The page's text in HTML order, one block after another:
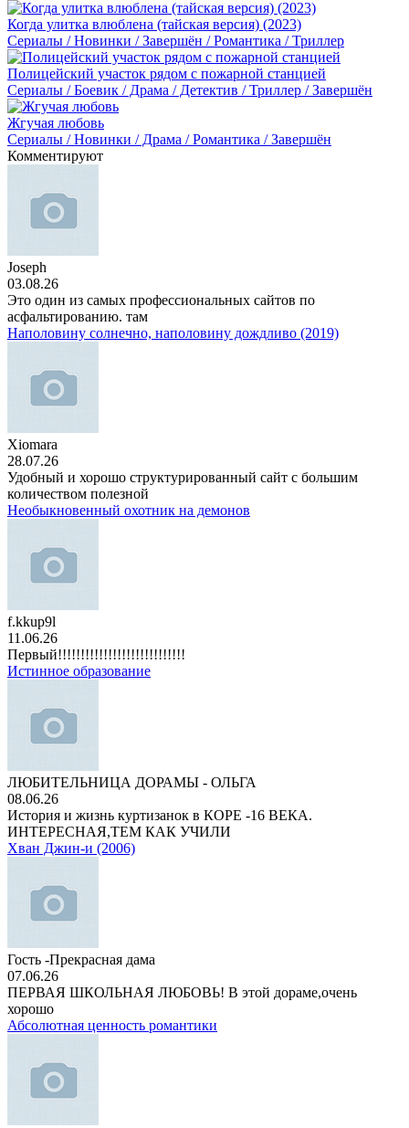
Когда улитка влюблена (тайская версия) (2023)
Сериалы / Новинки / Завершён / Романтика / Триллер
Полицейский участок рядом с пожарной станцией
Сериалы / Боевик / Драма / Детектив / Триллер / Завершён
Жгучая любовь
Сериалы / Новинки / Драма / Романтика / Завершён
Комментируют
Joseph
03.08.26
Это один из самых профессиональных сайтов по
асфальтированию. там
Наполовину солнечно, наполовину дождливо (2019)
Xiomara
28.07.26
Удобный и хорошо структурированный сайт с большим
количеством полезной
Необыкновенный охотник на демонов
f.kkup9l
11.06.26
Первый!!!!!!!!!!!!!!!!!!!!!!!!!!!!
Истинное образование
ЛЮБИТЕЛЬНИЦА ДОРАМЫ - ОЛЬГА
08.06.26
История и жизнь куртизанок в КОРЕ -16 ВЕКА.
ИНТЕРЕСНАЯ,ТЕМ КАК УЧИЛИ
Хван Джин-и (2006)
Гость -Прекрасная дама
07.06.26
ПЕРВАЯ ШКОЛЬНАЯ ЛЮБОВЬ! В этой дораме,очень
хорошо
Абсолютная ценность романтики